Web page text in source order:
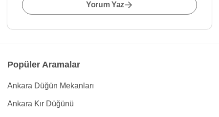
Yorum Yaz
Popüler Aramalar
Ankara Düğün Mekanları
Ankara Kır Düğünü